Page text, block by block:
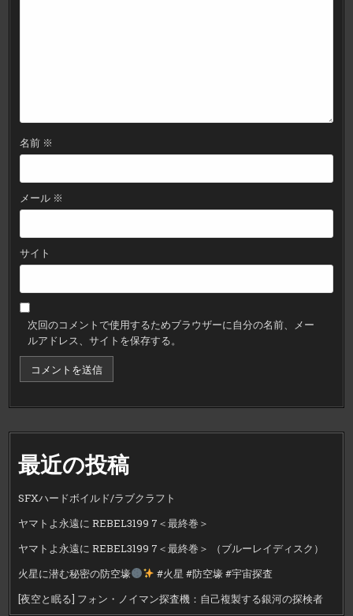
名前 ※
メール ※
サイト
次回のコメントで使用するためブラウザーに自分の名前、メー
ルアドレス、サイトを保存する。
最近の投稿
SFXハードボイルド/ラブクラフト
ヤマトよ永遠に REBEL3199 7＜最終巻＞
ヤマトよ永遠に REBEL3199 7＜最終巻＞ （ブルーレイディスク）
火星に潜む秘密の防空壕
#火星 #防空壕 #宇宙探査
[夜空と眠る] フォン・ノイマン探査機：自己複製する銀河の探検者